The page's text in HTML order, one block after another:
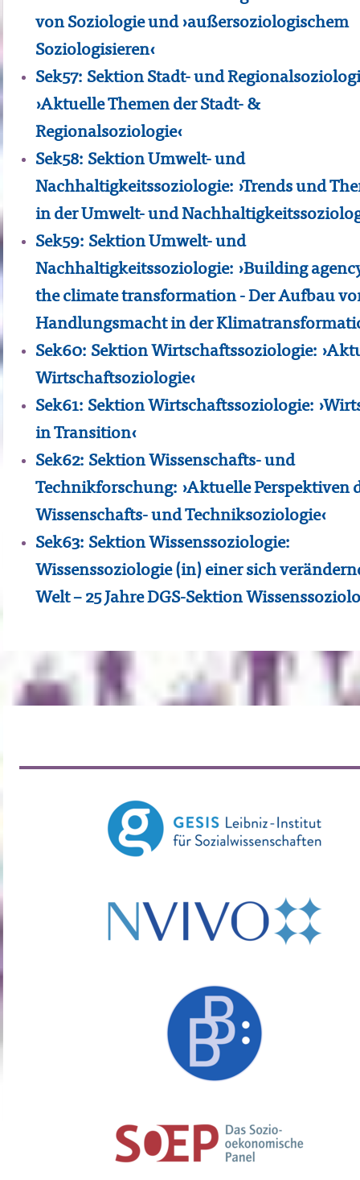
von Soziologie und ›außersoziologischem
Soziologisieren‹
Sek57: Sektion Stadt- und
›Aktuelle Themen der Stadt- &
Regionalsoziologie‹
Sek58: Sektion Umwelt- und
Nachhaltigkeitssoziologie: ›Trends und
in der Umwelt- und
Sek59: Sektion Umwelt- und
Nachhaltigkeitssoziologie: ›Building
the climate transformation - Der Aufbau
Handlungsmacht in der
Sek60: Sektion Wirtschaftssoziologie:
Wirtschaftsoziologie‹
Sek61: Sektion Wirtschaftssoziologie:
in Transition‹
Sek62: Sektion Wissenschafts- und
Technikforschung: ›Aktuelle Perspektiven
Wissenschafts- und Techniksoziologie‹
Sek63: Sektion Wissenssoziologie:
Wissenssoziologie (in) einer sich
Welt – 25 Jahre DGS-Sektion